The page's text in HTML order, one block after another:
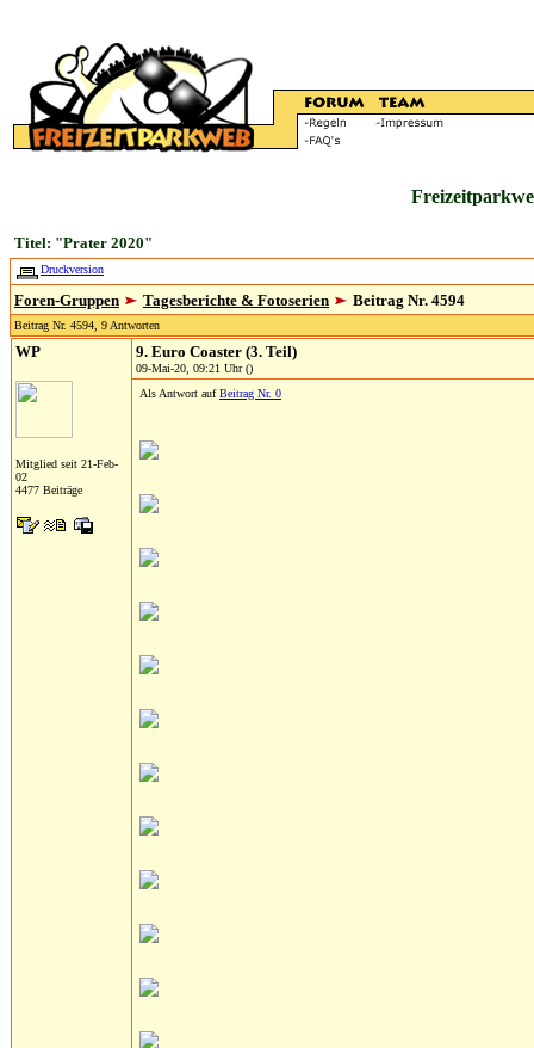
Titel: "Prater 2020"
Druckversion
Foren-Gruppen Tagesberichte & Fotoserien Beitrag Nr. 4594
Beitrag Nr. 4594, 9 Antworten
WP
Mitglied seit 21-Feb-
02
4477 Beiträge
9. Euro Coaster (3. Teil)
09-Mai-20, 09:21 Uhr ()
Als Antwort aufBeitrag Nr. 0